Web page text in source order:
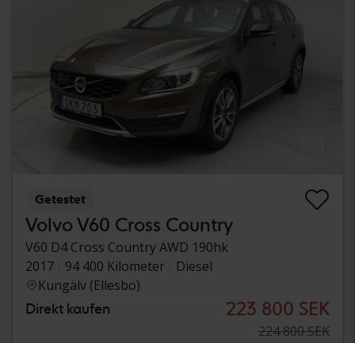
Getestet
Volvo V60 Cross Country
V60 D4 Cross Country AWD 190hk
2017
94 400 Kilometer
Diesel
Kungälv (Ellesbo)
Direkt kaufen 223 800 SEK
224 800 SEK